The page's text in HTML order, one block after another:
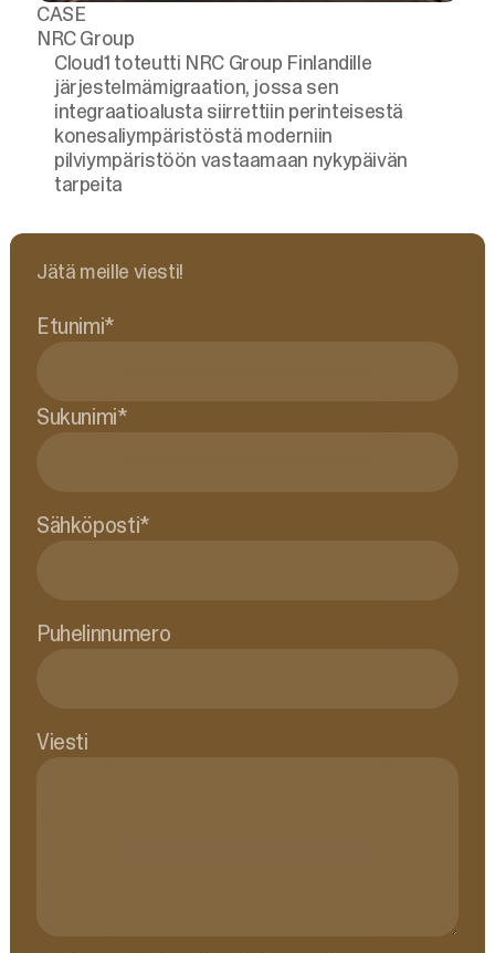
CASE
NRC Group
Cloud1 toteutti NRC Group Finlandille
järjestelmämigraation, jossa sen
integraatioalusta siirrettiin perinteisestä
konesaliympäristöstä moderniin
pilviympäristöön vastaamaan nykypäivän
tarpeita
Jätä meille viesti!
Etunimi*
Sukunimi*
Sähköposti*
Puhelinnumero
Viesti